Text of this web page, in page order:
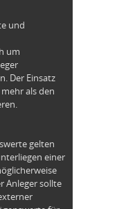
und
um
Der Einsatz
als den
gelten
einer
Anleger sollte